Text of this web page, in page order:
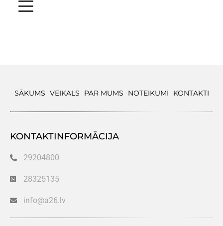
SĀKUMS VEIKALS PAR MUMS NOTEIKUMI KONTAKTI
KONTAKTINFORMĀCIJA
29204800
28325135
info@a26.lv